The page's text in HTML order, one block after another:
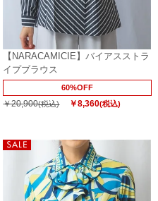
【NARACAMICIE】バイアスストラ
イプブラウス
60%OFF
￥20,900(税込) ￥8,360(税込)